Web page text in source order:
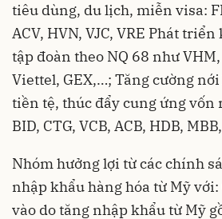
tiêu dùng, du lịch, miễn visa:
ACV, HVN, VJC, VRE Phát
tập đoàn theo NQ 68 như VHM,
Viettel, GEX,…; Tăng cường
tiền tệ, thúc đẩy cung ứng
BID, CTG, VCB, ACB, HDB,
Nhóm hưởng lợi từ các chính
nhập khẩu hàng hóa từ Mỹ
vào do tăng nhập khẩu từ Mỹ